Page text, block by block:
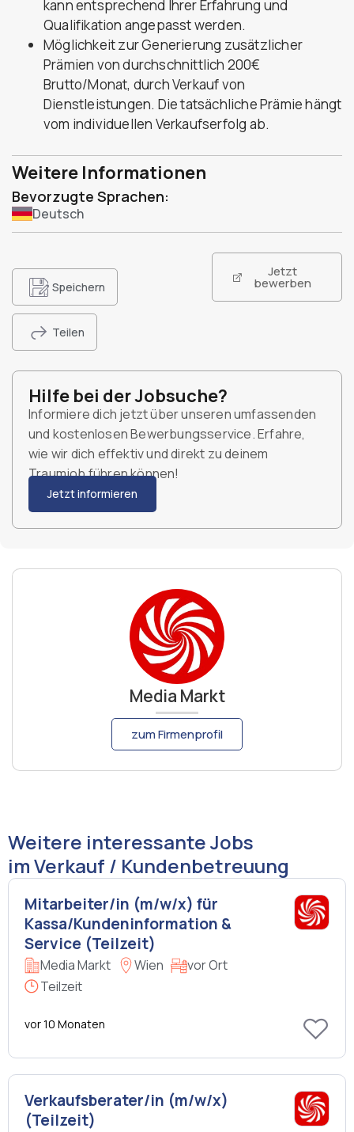
kann entsprechend Ihrer Erfahrung und
Qualifikation angepasst werden.
Möglichkeit zur Generierung zusätzlicher
Prämien von durchschnittlich 200€
Brutto/Monat, durch Verkauf von
Dienstleistungen. Die tatsächliche Prämie hängt
vom individuellen Verkaufserfolg ab.
Weitere Informationen
Bevorzugte Sprachen:
Deutsch
Speichern
Teilen
Jetzt
bewerben
Hilfe bei der Jobsuche?
Informiere dich jetzt über unseren umfassenden
und kostenlosen Bewerbungsservice. Erfahre,
wie wir dich effektiv und direkt zu deinem
Traumjob führen können!
Jetzt informieren
Media Markt
zum Firmenprofil
Weitere interessante Jobs
im Verkauf / Kundenbetreuung
Mitarbeiter/in (m/w/x) für
Kassa/Kundeninformation &
Service (Teilzeit)
Media Markt Wien
vor Ort
Teilzeit
vor 10 Monaten
Verkaufsberater/in (m/w/x)
(Teilzeit)